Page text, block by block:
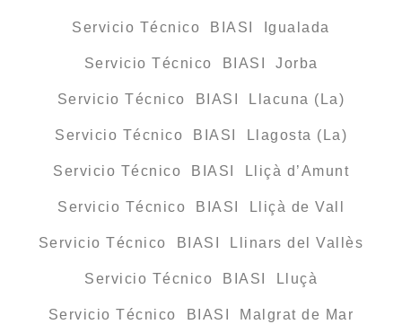
Servicio Técnico BIASI Igualada
Servicio Técnico BIASI Jorba
Servicio Técnico BIASI Llacuna (La)
Servicio Técnico BIASI Llagosta (La)
Servicio Técnico BIASI Lliçà d’Amunt
Servicio Técnico BIASI Lliçà de Vall
Servicio Técnico BIASI Llinars del Vallès
Servicio Técnico BIASI Lluçà
Servicio Técnico BIASI Malgrat de Mar